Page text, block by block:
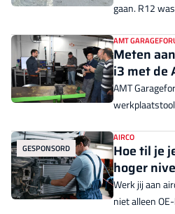
gaan. R12
ozonlaag aan.
een sterk
niet, maar
PFAS. En
Komt er wéér
dat?
AMT
Meten
i3 met de
AMT
leveren de
Topmonteurs.
weer op een
nog even terug
GESPONSORD
AIRCO
Hoe til je
hoger
Werk jij aan
niet alleen